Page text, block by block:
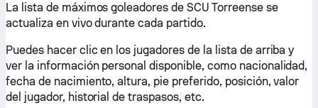
La lista de máximos goleadores de SCU Torreense se
actualiza en vivo durante cada partido.
Puedes hacer clic en los jugadores de la lista de arriba y
ver la información personal disponible, como nacionalidad,
fecha de nacimiento, altura, pie preferido, posición, valor
del jugador, historial de traspasos, etc.